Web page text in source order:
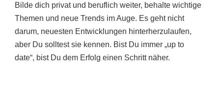
Bilde dich privat und beruflich weiter, behalte wichtige
Themen und neue Trends im Auge. Es geht nicht
darum, neuesten Entwicklungen hinterherzulaufen,
aber Du solltest sie kennen. Bist Du immer „up to
date“, bist Du dem Erfolg einen Schritt näher.